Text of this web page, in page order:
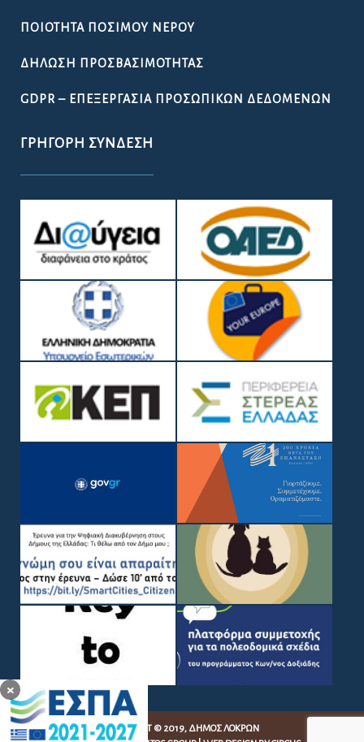
×
ΠΟΙΌΤΗΤΑ ΠΌΣΙΜΟΥ ΝΕΡΟΎ
ΔΉΛΩΣΗ ΠΡΟΣΒΑΣΙΜΌΤΗΤΑΣ
GDPR – ΕΠΕΞΕΡΓΑΣΙΑ ΠΡΟΣΩΠΙΚΩΝ ΔΕΔΟΜΕΝΩΝ
ΓΡΉΓΟΡΗ ΣΎΝΔΕΣΗ
COPYRIGHT © 2019, ΔΉΜΟΣ ΛΟΚΡΏΝ